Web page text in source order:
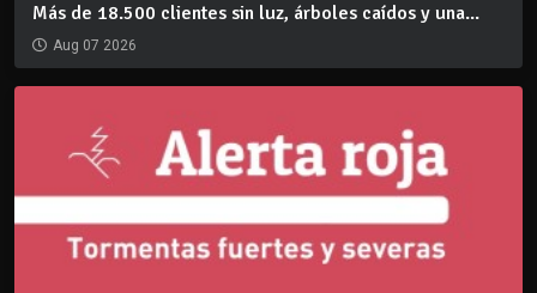
Más de 18.500 clientes sin luz, árboles caídos y una...
Aug 07 2026